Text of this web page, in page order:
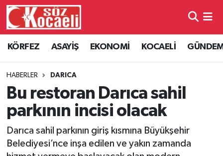
KÖRFEZ ASAYİŞ EKONOMİ KOCAELİ
HABERLER DARICA
Bu restoran Darıca sahil
parkının incisi olacak
Darıca sahil parkının giriş kısmına Büyükşehir
Belediyesi’nce inşa edilen ve yakın zamanda
Kocaeli Hava Durumu
Kocaeli Namaz Vakitleri
Kocaeli Trafik Yoğunluk Haritası
Süper Lig Puan Durumu ve Fikstür